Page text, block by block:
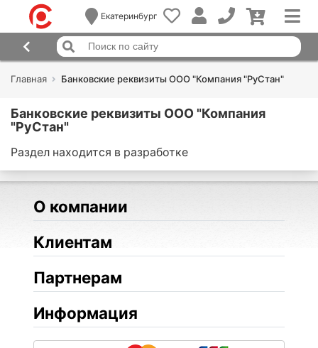
Екатеринбург
Главная Банковские реквизиты ООО "Компания "РуСтан"
Банковские реквизиты ООО "Компания
"РуСтан"
Раздел находится в разработке
О компании
Клиентам
Партнерам
Информация